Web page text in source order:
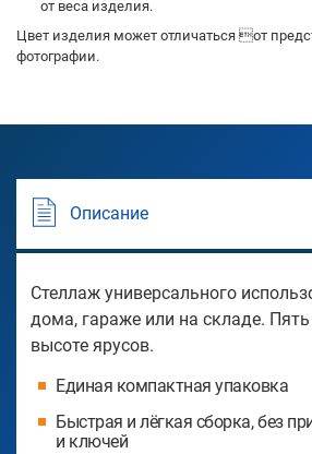
от веса изделия.
Цвет изделия может отличаться от
фотографии.
Описание
Стеллаж универсального
дома, гараже или на складе.
высоте ярусов.
Единая компактная упаковка
Быстрая и лёгкая сборка, без
и ключей